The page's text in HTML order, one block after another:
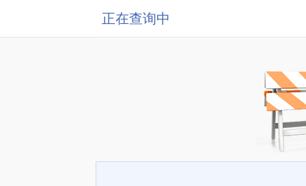
正在查询中